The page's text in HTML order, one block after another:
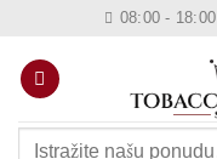
content
08:00 - 18:00
Pretraži: